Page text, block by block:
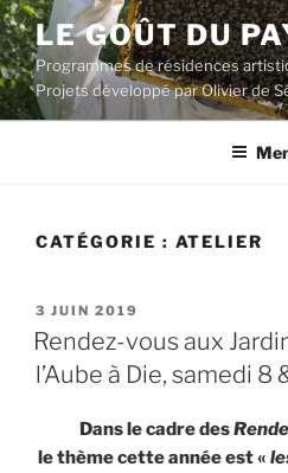
Aller
au
contenu
principal
LE GOÛT DU
Programmes de résidences
Projets développé par Olivier de
CATÉGORIE : ATELIER
PUBLIÉ
LE
3 JUIN 2019
Rendez-vous aux
l’Aube à Die, samedi
Dans le cadre des
le thème cette année est «